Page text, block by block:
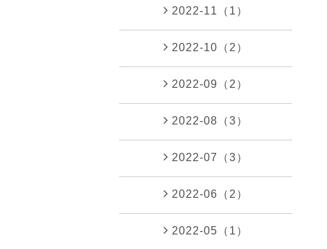
2022-11（1）
2022-10（2）
2022-09（2）
2022-08（3）
2022-07（3）
2022-06（2）
2022-05（1）